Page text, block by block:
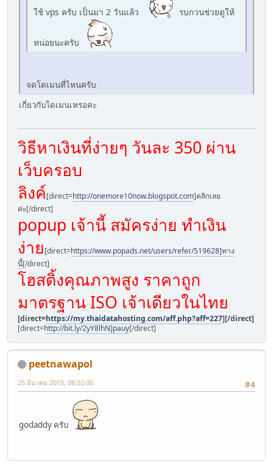
ใช้ vps ครับ เป็นมา 2 วันแล้ว รบกวนช่วยดูให้
หน่อยนะครับ
จดโดเมนที่ไหนครับ
เกี่ยวกับโดเมนเหรอคะ
วิธีหาเงินที่ง่ายๆ วันละ 350 ผ่าน
เว็บครอบ
ลิงค์[direct=http://onemore10now.blogspot.com]คลิกเลย
ค่ะ[/direct]
popup เจ้านี้ สมัครง่าย ทำเงิน
ง่าย[direct=https://www.popads.net/users/refer/519628]ทาง
นี้[/direct]
โฮสติ้งคุณภาพสูง ราคาถูก
มาตรฐาน ISO เจ้าเดียวในไทย
[direct=https://my.thaidatahosting.com/aff.php?aff=227][/direct]
[direct=http://bit.ly/2yY8lhN]pauy[/direct]
peetnawapol
#4
25 มีนาคม 2015, 08:02:00
godaddy ครับ